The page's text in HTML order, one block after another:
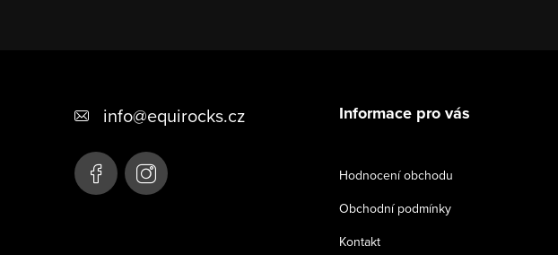
info@equirocks.cz Informace pro vás
Hodnocení obchodu
Obchodní podmínky
Kontakt